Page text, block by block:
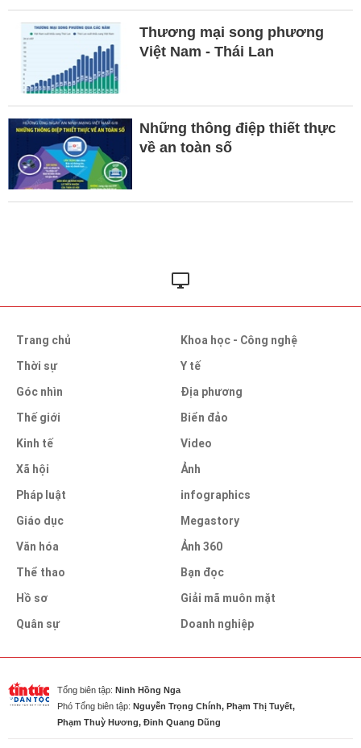
Thương mại song phương
Việt Nam - Thái Lan
Những thông điệp thiết thực
về an toàn số
Trang chủ
Thời sự
Góc nhìn
Thế giới
Kinh tế
Xã hội
Pháp luật
Giáo dục
Văn hóa
Thể thao
Hồ sơ
Quân sự
Khoa học - Công nghệ
Y tế
Địa phương
Biển đảo
Video
Ảnh
infographics
Megastory
Ảnh 360
Bạn đọc
Giải mã muôn mặt
Doanh nghiệp
Tổng biên tập: Ninh Hồng Nga
Phó Tổng biên tập: Nguyễn Trọng Chính, Phạm Thị Tuyết,
Phạm Thuỳ Hương, Đinh Quang Dũng